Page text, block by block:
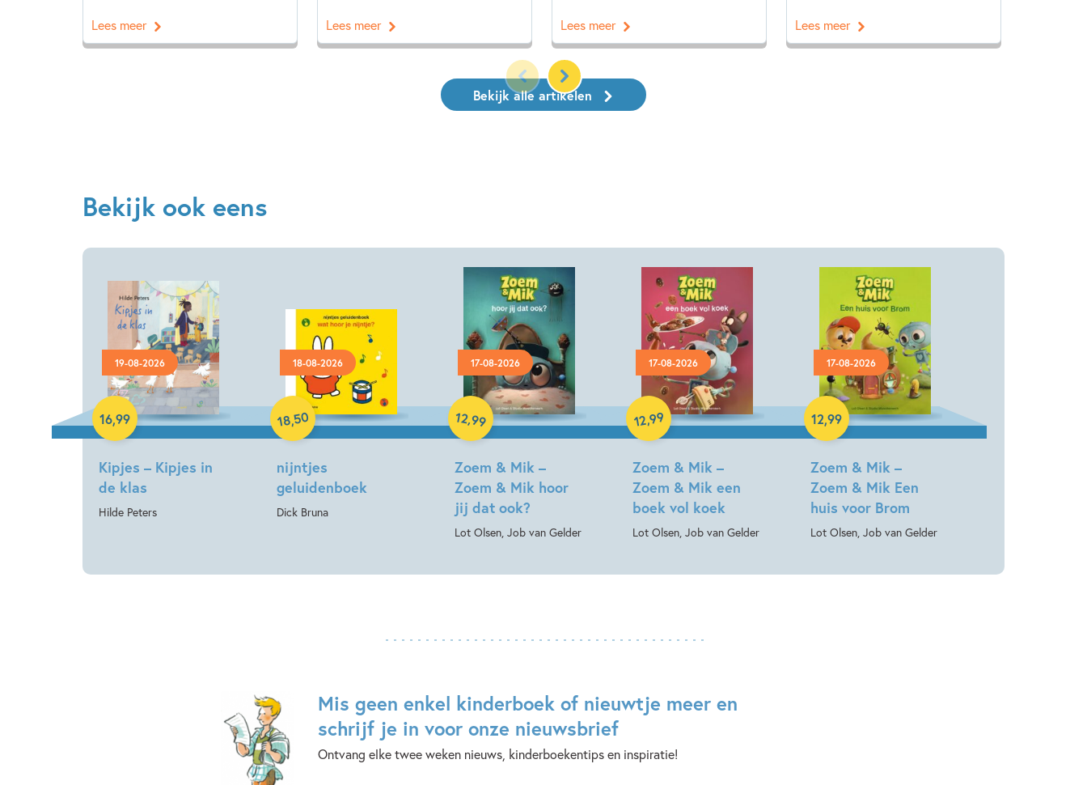
Lees meer Lees meer Lees meer Lees meer
Bekijk alle artikelen
Bekijk ook eens
19-08-2026
Kipjes – Kipjes in
de klas
Hilde Peters
16,99
Hardcover
18-08-2026
nijntjes
geluidenboek
Dick Bruna
18,50
Hardcover
17-08-2026
Zoem & Mik –
Zoem & Mik hoor
jij dat ook?
Lot Olsen, Job van Gelder
12,99
Hardcover
17-08-2026
Zoem & Mik –
Zoem & Mik een
boek vol koek
Lot Olsen, Job van Gelder
12,99
Hardcover
17-08-2026
Zoem & Mik –
Zoem & Mik Een
huis voor Brom
Lot Olsen, Job van Gelder
12,99
Hardcover
Mis geen enkel kinderboek of nieuwtje meer en
schrijf je in voor onze nieuwsbrief
Ontvang elke twee weken nieuws, kinderboekentips en inspiratie!